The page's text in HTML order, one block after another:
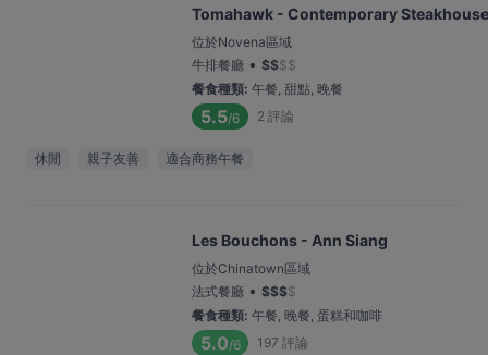
Tomahawk - Contemporary
位於Novena區域
牛排餐廳 • $$$$
餐食種類: 午餐, 甜點, 晚餐
5.5/6 2 評論
休閒 親子友善 適合商務午餐
Les Bouchons - Ann Siang
位於Chinatown區域
法式餐廳 • $$$$
餐食種類: 午餐, 晚餐, 蛋糕和咖啡
5.0/6 197 評論